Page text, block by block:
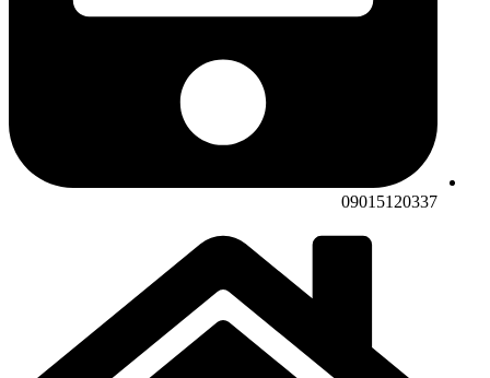
09015120337